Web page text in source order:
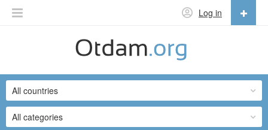
Log in
English
Русский
Українська
All categories
All countries